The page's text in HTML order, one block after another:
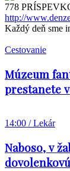
778
http://
Každý deň sme
Cestovanie
Múzeum
prestanete
14:00 / Lekár
Naboso, v